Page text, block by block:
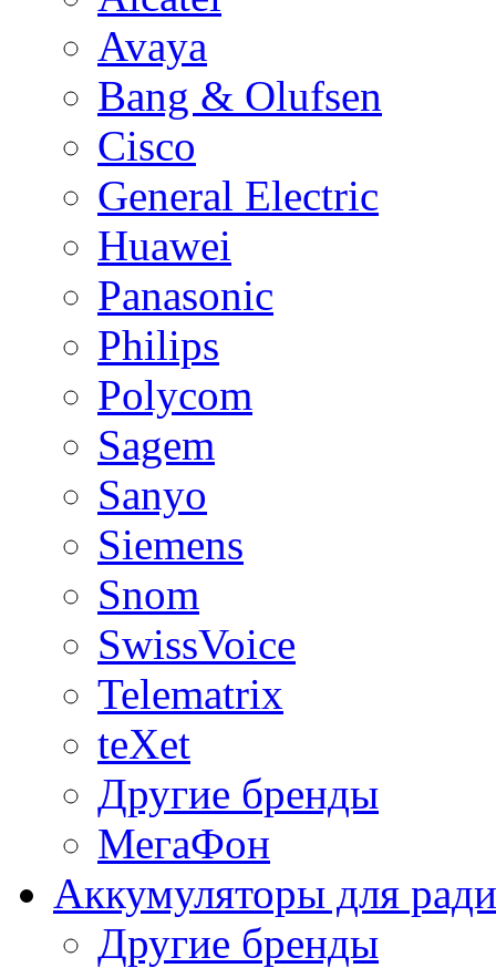
Avaya
Bang & Olufsen
Cisco
General Electric
Huawei
Panasonic
Philips
Polycom
Sagem
Sanyo
Siemens
Snom
SwissVoice
Telematrix
teXet
Другие бренды
МегаФон
Аккумуляторы для
Другие бренды